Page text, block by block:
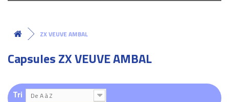
ZX VEUVE AMBAL
Capsules ZX VEUVE AMBAL
Tri De A à Z